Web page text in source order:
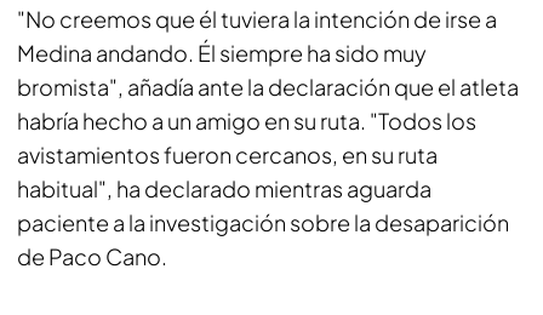
"No creemos que él tuviera la intención de irse a
Medina andando. Él siempre ha sido muy
bromista", añadía ante la declaración que el atleta
habría hecho a un amigo en su ruta. "Todos los
avistamientos fueron cercanos, en su ruta
habitual", ha declarado mientras aguarda
paciente a la investigación sobre la desaparición
de Paco Cano.